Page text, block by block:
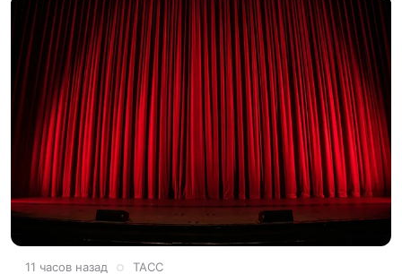
11 часов назад ТАСС